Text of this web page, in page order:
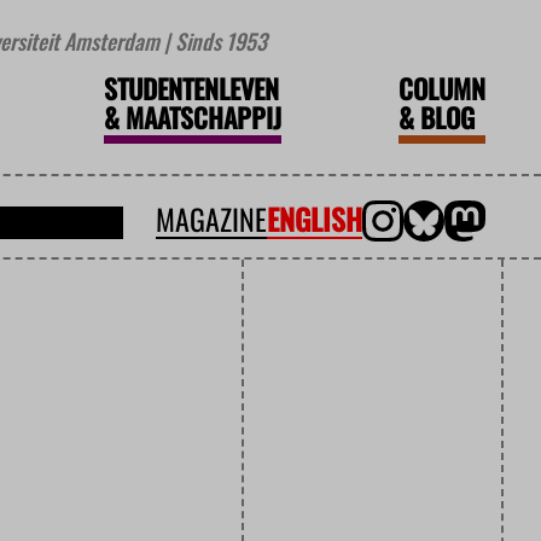
Amsterdam | Sinds 1953
STUDENTENLEVEN
&MAATSCHAPPIJ
COLUMN
&BLOG
MAGAZINEENGLISH